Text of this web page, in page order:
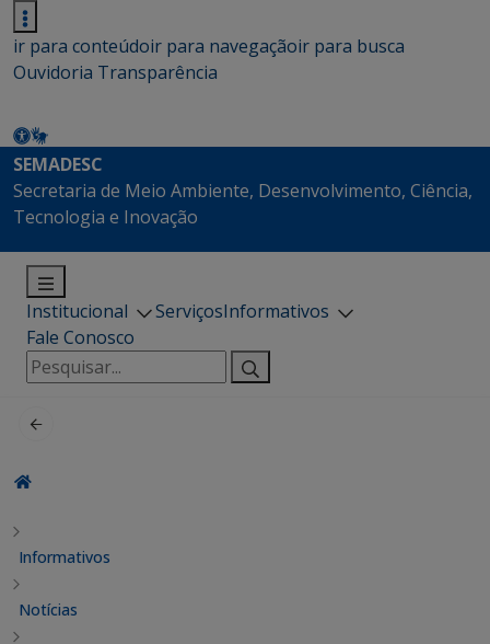
ir para conteúdoir para navegaçãoir para busca
Ouvidoria Transparência
SEMADESC
Secretaria de Meio Ambiente, Desenvolvimento, Ciência,
Tecnologia e Inovação
Institucional ServiçosInformativos
Fale Conosco
Pesquisar
por:
Informativos
Notícias